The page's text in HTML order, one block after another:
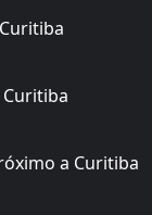
a Curitiba